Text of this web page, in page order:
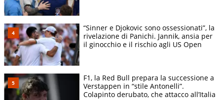
“Sinner e Djokovic sono ossessionati”, la
rivelazione di Panichi. Jannik, ansia per
il ginocchio e il rischio agli US Open
F1, la Red Bull prepara la successione a
Verstappen in “stile Antonelli”.
Colapinto derubato, che attacco all’Italia